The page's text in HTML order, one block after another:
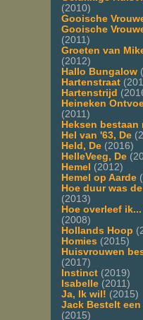
(2010)
Gooische
Gooische
(2011)
Groeten van
(2012)
Hallo Bungalow
Hartenstraat
Hartenstrijd
Heineken
(2011)
Heksen bestaan
Hel van '63, De
Held, De (2016)
HelleVeeg, De
Hemel (2012)
Hemel op Aarde
Hoe duur was
(2013)
Hoe overleef
(2008)
Hollands Hoop
Homies (2015)
Huisvrouwen
(2017)
Instinct (2019)
Isabelle (2011)
Ja, Ik wil! (2015)
Jack Bestelt
(2015)